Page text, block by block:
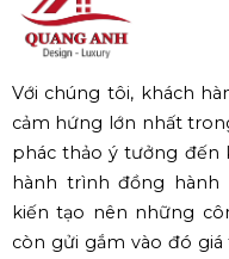
Với chúng tôi, khách
cảm hứng lớn nhất
phác thảo ý tưởng đến
hành trình đồng hành
kiến tạo nên những
còn gửi gắm vào đó